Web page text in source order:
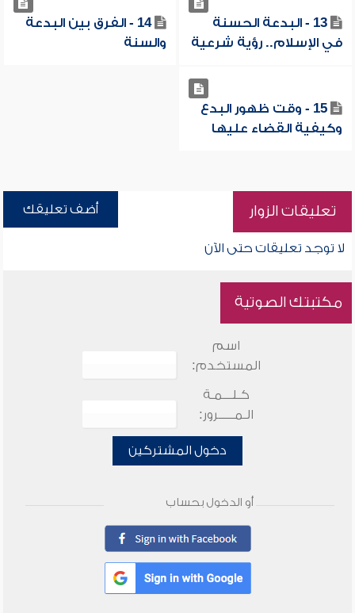
13 - البدعة الحسنة
في الإسلام.. رؤية شرعية
14 - الفرق بين البدعة
والسنة
15 - وقت ظهور البدع
وكيفية القضاء عليها
تعليقات الزوار أضف تعليقك
لا توجد تعليقات حتى الآن
مكتبتك الصوتية
اسم
المستخدم:
كـلـــمـة
الـمـــــرور:
دخول المشتركين
أو الدخول بحساب